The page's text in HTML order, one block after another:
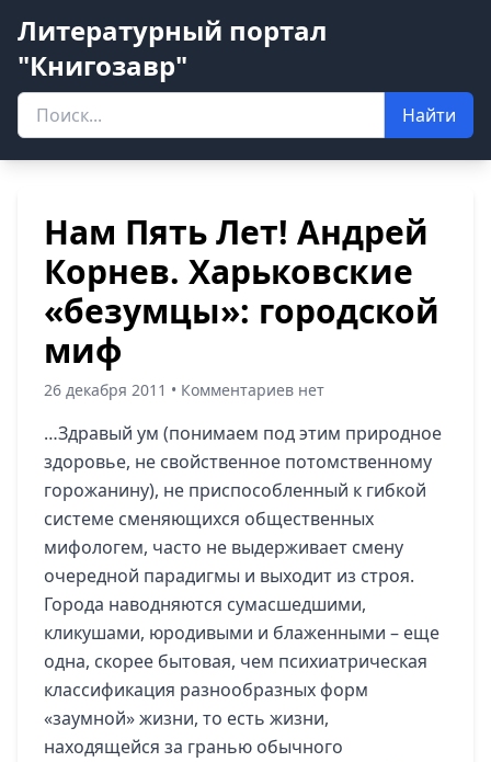
Литературный портал
"Книгозавр"
Найти
Нам Пять Лет! Андрей
Корнев. Харьковские
«безумцы»: городской
миф
26 декабря 2011 • Комментариев нет
…Здравый ум (понимаем под этим природное
здоровье, не свойственное потомственному
горожанину), не приспособленный к гибкой
системе сменяющихся общественных
мифологем, часто не выдерживает смену
очередной парадигмы и выходит из строя.
Города наводняются сумасшедшими,
кликушами, юродивыми и блаженными – еще
одна, скорее бытовая, чем психиатрическая
классификация разнообразных форм
«заумной» жизни, то есть жизни,
находящейся за гранью обычного